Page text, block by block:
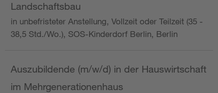
Landschaftsbau
in unbefristeter Anstellung, Vollzeit oder Teilzeit (35 -
38,5 Std./Wo.), SOS-Kinderdorf Berlin, Berlin
Auszubildende (m/w/d) in der Hauswirtschaft
im Mehrgenerationenhaus